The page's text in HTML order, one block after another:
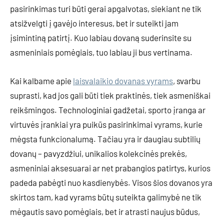
pasirinkimas turi būti gerai apgalvotas, siekiant ne tik
atsižvelgti į gavėjo interesus, bet ir suteikti jam
įsimintiną patirtį. Kuo labiau dovaną suderinsite su
asmeniniais pomėgiais, tuo labiau ji bus vertinama.
Kai kalbame apie laisvalaikio dovanas vyrams, svarbu
suprasti, kad jos gali būti tiek praktinės, tiek asmeniškai
reikšmingos. Technologiniai gadžetai, sporto įranga ar
virtuvės įrankiai yra puikūs pasirinkimai vyrams, kurie
mėgsta funkcionalumą. Tačiau yra ir daugiau subtilių
dovanų – pavyzdžiui, unikalios kolekcinės prekės,
asmeniniai aksesuarai ar net prabangios patirtys, kurios
padeda pabėgti nuo kasdienybės. Visos šios dovanos yra
skirtos tam, kad vyrams būtų suteikta galimybė ne tik
mėgautis savo pomėgiais, bet ir atrasti naujus būdus,